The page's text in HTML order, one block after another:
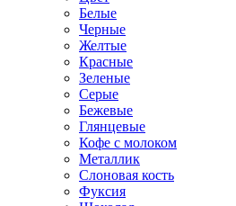
Белые
Черные
Желтые
Красные
Зеленые
Серые
Бежевые
Глянцевые
Кофе с молоком
Металлик
Слоновая кость
Фуксия